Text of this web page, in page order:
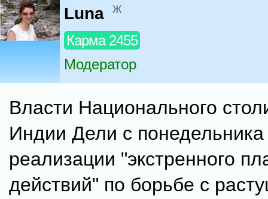
Luna ж
Карма 2455
Модератор
Власти Национального
Индии Дели с понедельника
реализации "экстренного
действий" по борьбе с